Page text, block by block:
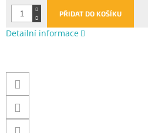
PŘIDAT DO KOŠÍKU
Detailní informace